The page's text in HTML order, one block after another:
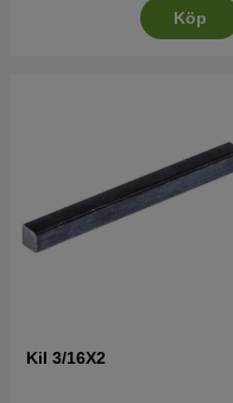
Köp
Kil 3/16X2